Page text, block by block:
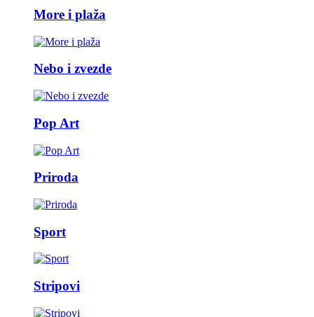
More i plaža
Nebo i zvezde
Pop Art
Priroda
Sport
Stripovi